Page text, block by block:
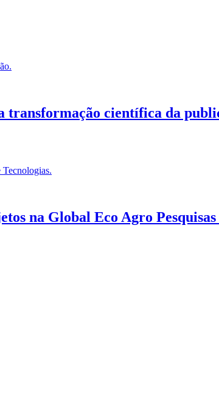
transformação científica da
na Global Eco Agro Pesquisas